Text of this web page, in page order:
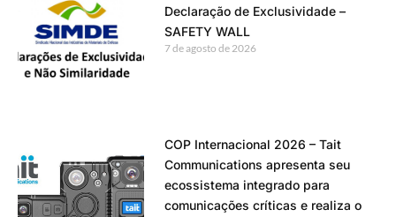
Declaração de Exclusividade –
SAFETY WALL
7 de agosto de 2026
COP Internacional 2026 – Tait
Communications apresenta seu
ecossistema integrado para
comunicações críticas e realiza o